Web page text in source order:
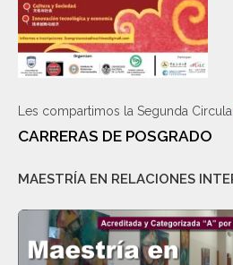
Les compartimos la Segunda
CARRERAS DE POSGRADO
MAESTRÍA EN RELACIONES